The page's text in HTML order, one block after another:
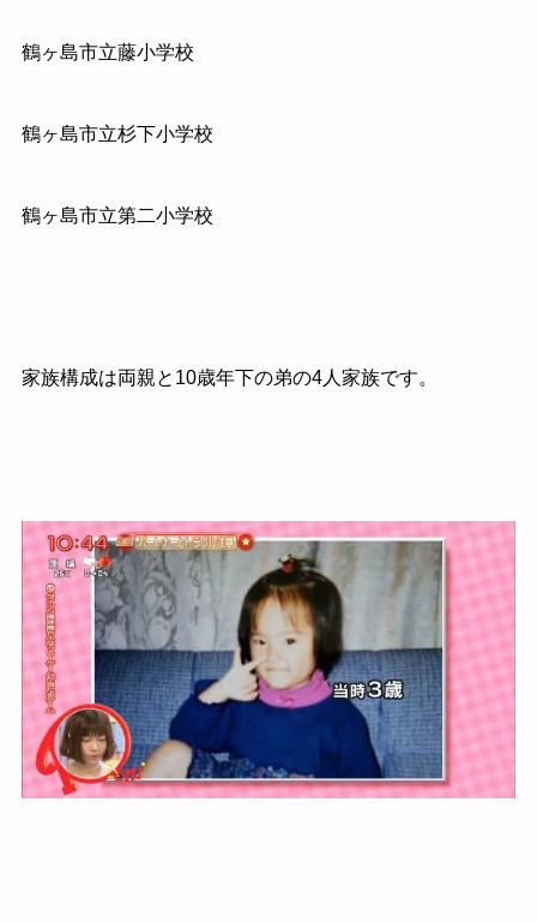
鶴ヶ島市立藤小学校
鶴ヶ島市立杉下小学校
鶴ヶ島市立第二小学校
家族構成は両親と10歳年下の弟の4人家族です。